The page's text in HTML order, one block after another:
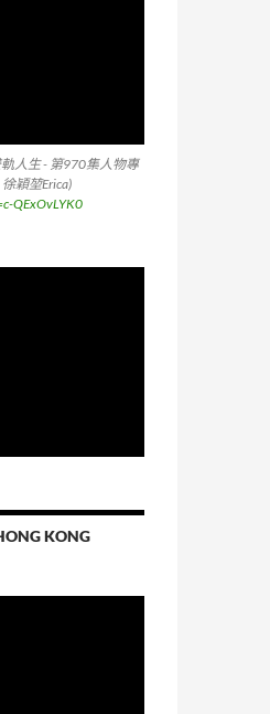
人生 - 第970集人物專
穎堃Erica)
QExOvLYK0
KONG